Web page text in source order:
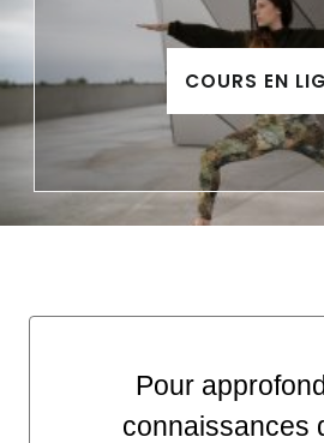
COURS EN
Pour
connaissances